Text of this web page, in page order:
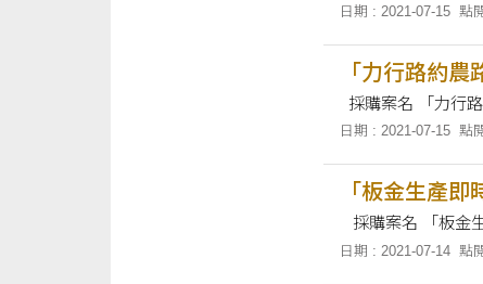
日期 : 2021-07-15 點
「力行路約
日期 : 2021-07-15 點
「板金生產
日期 : 2021-07-14 點